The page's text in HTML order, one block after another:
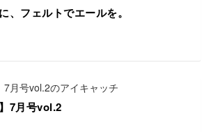
、フェルトでエールを。
7月号vol.2